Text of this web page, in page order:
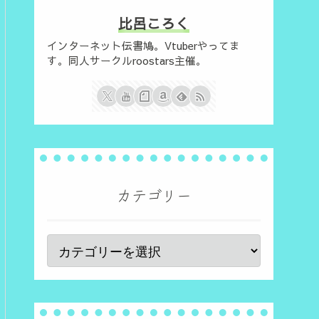
比呂ころく
インターネット伝書鳩。Vtuberやってま
す。同人サークルroostars主催。
カテゴリー